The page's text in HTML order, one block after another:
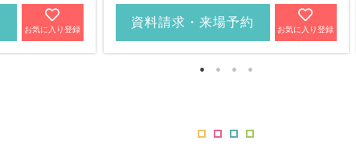
お気に入り登録
資料請求・来場予約
お気に入り登録